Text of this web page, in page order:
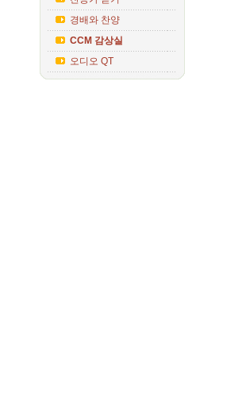
경배와 찬양
CCM 감상실
오디오 QT